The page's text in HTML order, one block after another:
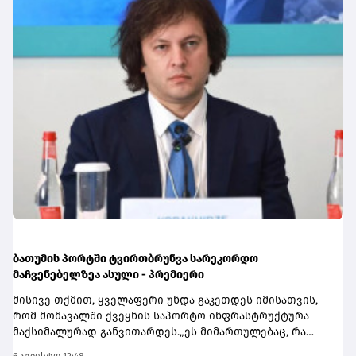
ნიშნულს მიაღწევს.ფუნქციონალი განსაკუთრებით
გამოსადეგია რისკების მართვისთვის, რადგან
ინვესტორებს შესაძლებლობას აძლევს, წინასწარ
განსაზღვრონ მისაღები ზარალის ან მოგების ზღვარი და
აღარ დასჭირდეთ ბაზრის მუდმივი მონიტორინგი.
საქართველოს საბაჟო გამშვებ პუნქტებზე გასვლას ვერ
ახერხებენ - საქართველოს საგარეო საქმეთა
სამინისტროში კი დიპლომატური ნოტა გაიგზავნა.
ბათუმის პორტში ტვირთბრუნვა სარეკორდო
მაჩვენებელზეა ასული - პრემიერი
მისივე თქმით, ყველაფერი უნდა გაკეთდეს იმისათვის,
რომ მომავალში ქვეყნის საპორტო ინფრასტრუქტურა
მაქსიმალურად განვითარდეს.„ეს მიმართულებაც, რა